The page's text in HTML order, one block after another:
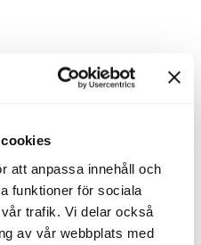
att anpassa innehåll och
funktioner för sociala
trafik. Vi delar också
av vår webbplats med